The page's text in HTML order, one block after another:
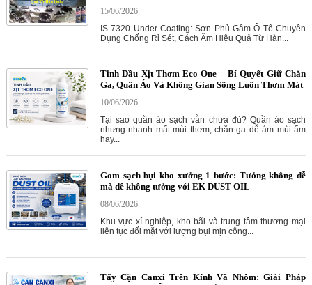
15/06/2026
IS 7320 Under Coating: Sơn Phủ Gầm Ô Tô Chuyên
Dụng Chống Rỉ Sét, Cách Âm Hiệu Quả Từ Hàn...
Tinh Dầu Xịt Thơm Eco One – Bí Quyết Giữ Chăn
Ga, Quần Áo Và Không Gian Sống Luôn Thơm Mát
10/06/2026
Tại sao quần áo sạch vẫn chưa đủ? Quần áo sạch
nhưng nhanh mất mùi thơm, chăn ga dễ ám mùi ẩm
hay...
Gom sạch bụi kho xưởng 1 bước: Tưởng không dễ
mà dễ không tưởng với EK DUST OIL
08/06/2026
Khu vực xí nghiệp, kho bãi và trung tâm thương mại
liên tục đối mặt với lượng bụi mịn công...
Tẩy Cặn Canxi Trên Kính Và Nhôm: Giải Pháp